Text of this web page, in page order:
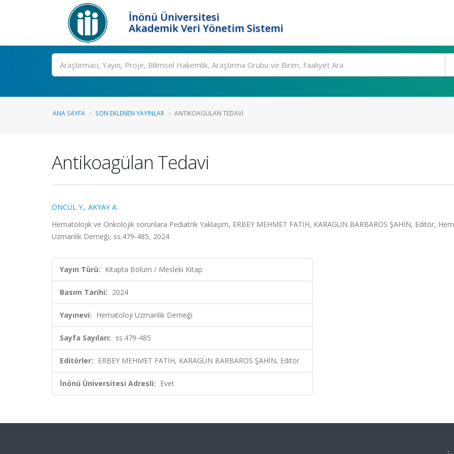
İnönü Üniversitesi
Akademik Veri Yönetim Sistemi
Ara
ANA SAYFA SON EKLENEN YAYINLAR ANTIKOAGÜLAN TEDAVI
Antikoagülan Tedavi
ÖNCÜL Y., AKYAY A.
Hematolojik ve Onkolojik sorunlara Pediatrik Yaklaşım, ERBEY MEHMET FATİH, KARAGÜN BARBAROS ŞAHİN, Editör,
Uzmanlık Derneği, ss.479-485, 2024
Yayın Türü: Kitapta Bölüm / Mesleki Kitap
Basım Tarihi: 2024
Yayınevi: Hematoloji Uzmanlık Derneği
Sayfa Sayıları: ss.479-485
Editörler: ERBEY MEHMET FATİH, KARAGÜN BARBAROS ŞAHİN, Editör
İnönü Üniversitesi Adresli: Evet